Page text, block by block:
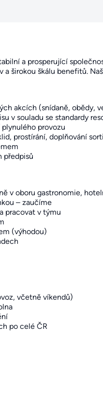
a prosperující
širokou škálu benefitů.
akcích (snídaně, obědy,
v souladu se standardy
provozu
prostírání, doplňování
předpisů
v oboru gastronomie,
– zaučíme
pracovat v týmu
(výhodou)
včetně víkendů)
po celé ČR